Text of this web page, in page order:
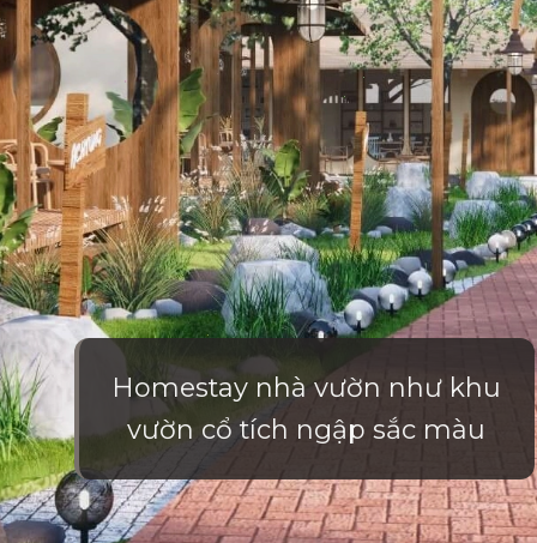
Homestay nhà vườn như khu
vườn cổ tích ngập sắc màu